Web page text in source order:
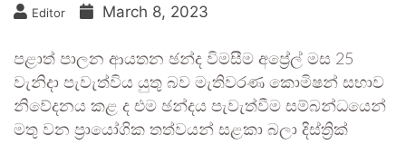
Editor March 8, 2023
පළාත් පාලන ආයතන ඡන්ද විමසීම අප්‍රේල් මස 25
වැනිදා පැවැත්විය යුතු බව මැතිවරණ කොමිෂන් සභාව
නිවේදනය කළ ද එම ඡන්දය පැවැත්වීම සම්බන්ධයෙන්
මතු වන ප්‍රායෝගික තත්වයන් සළකා බලා දිස්ත්‍රික්